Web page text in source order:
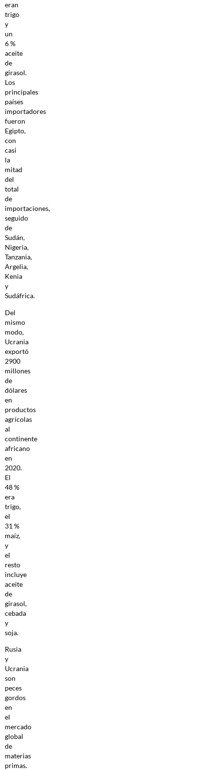
eran
trigo
y
un
6 %
aceite
de
girasol.
Los
principales
países
importadores
fueron
Egipto,
con
casi
la
mitad
del
total
de
importaciones,
seguido
de
Sudán,
Nigeria,
Tanzania,
Argelia,
Kenia
y
Sudáfrica.
Del
mismo
modo,
Ucrania
exportó
2900
millones
de
dólares
en
productos
agrícolas
al
continente
africano
en
2020.
El
48 %
era
trigo,
el
31 %
maíz,
y
el
resto
incluye
aceite
de
girasol,
cebada
y
soja.
Rusia
y
Ucrania
son
peces
gordos
en
el
mercado
global
de
materias
primas.